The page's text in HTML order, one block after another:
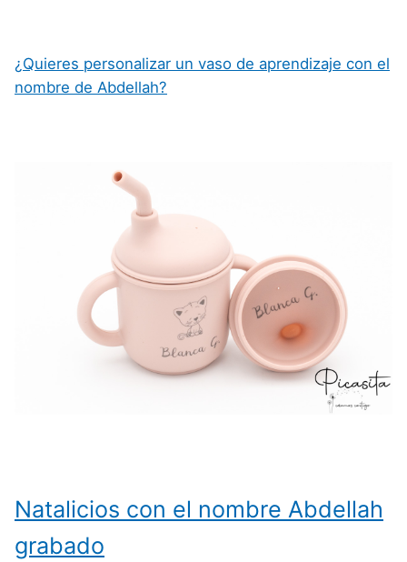
¿Quieres personalizar un vaso de aprendizaje con el
nombre de Abdellah?
Natalicios con el nombre Abdellah
grabado